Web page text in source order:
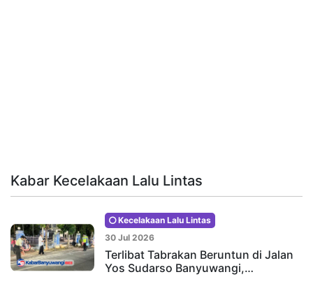
Kabar Kecelakaan Lalu Lintas
Kecelakaan Lalu Lintas
30 Jul 2026
Terlibat Tabrakan Beruntun di Jalan
Yos Sudarso Banyuwangi,…